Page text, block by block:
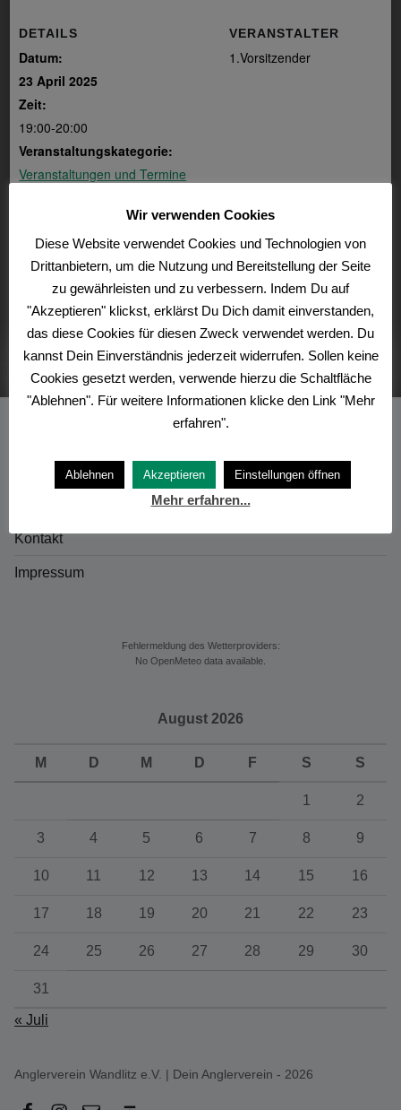
DETAILS
Datum:
23 April 2025
Zeit:
19:00-20:00
Veranstaltungskategorie:
Veranstaltungen und Termine
VERANSTALTER
1.Vorsitzender
VERANSTALTUNGSORT
Am Anglerheim 1. Pfuhl
Heringsangeln der
Jugendgruppe
Hegeangeln am Liepnitzsee
(Jugendgruppe)
Startseite
Kontakt
Impressum
Fehlermeldung des Wetterproviders:
No OpenMeteo data available.
August 2026
M D M D F S S
1 2
3 4 5 6 7 8 9
10 11 12 13 14 15 16
17 18 19 20 21 22 23
24 25 26 27 28 29 30
31
« Juli
Anglerverein Wandlitz e.V. | Dein Anglerverein - 2026
Wir verwenden Cookies
Diese Website verwendet Cookies und Technologien von
Drittanbietern, um die Nutzung und Bereitstellung der Seite
zu gewährleisten und zu verbessern. Indem Du auf
"Akzeptieren" klickst, erklärst Du Dich damit einverstanden,
das diese Cookies für diesen Zweck verwendet werden. Du
kannst Dein Einverständnis jederzeit widerrufen. Sollen keine
Cookies gesetzt werden, verwende hierzu die Schaltfläche
"Ablehnen". Für weitere Informationen klicke den Link "Mehr
erfahren".
Ablehnen Akzeptieren Einstellungen öffnen
Mehr erfahren...